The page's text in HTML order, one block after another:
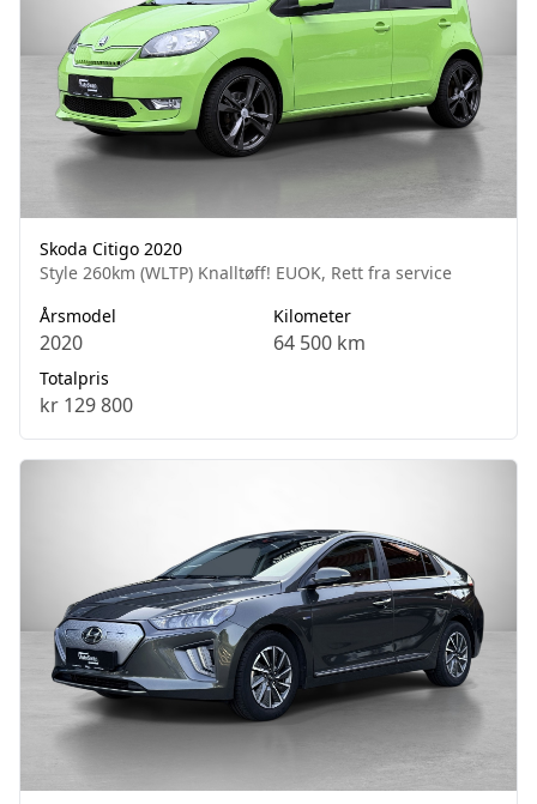
Skoda Citigo 2020
Style 260km (WLTP) Knalltøff! EUOK, Rett fra service
Årsmodel
2020
Kilometer
64 500 km
Totalpris
kr 129 800